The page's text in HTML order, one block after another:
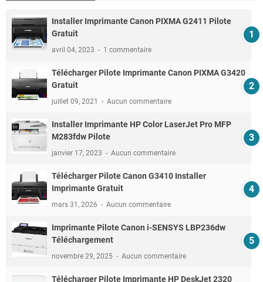
Installer Imprimante Canon PIXMA G2411 Pilote
Gratuit
avril 04, 2023 1 commentaire
Télécharger Pilote Imprimante Canon PIXMA G3420
Gratuit
juillet 09, 2021 Aucun commentaire
Installer Imprimante HP Color LaserJet Pro MFP
M283fdw Pilote
janvier 17, 2023 Aucun commentaire
Télécharger Pilote Canon G3410 Installer
Imprimante Gratuit
mars 31, 2026 Aucun commentaire
Imprimante Pilote Canon i-SENSYS LBP236dw
Téléchargement
novembre 29, 2025 Aucun commentaire
Télécharger Pilote Imprimante HP DeskJet 2320